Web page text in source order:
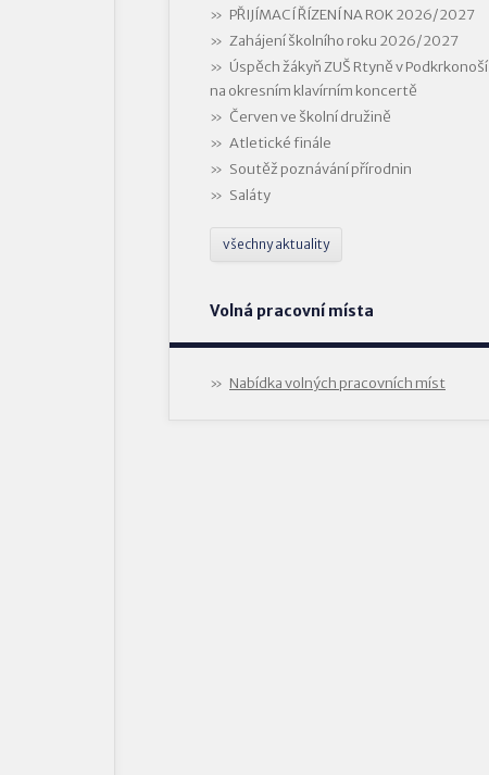
PŘIJÍMACÍ ŘÍZENÍ NA ROK 2026/2027
Zahájení školního roku 2026/2027
Úspěch žákyň ZUŠ Rtyně v Podkrkonoší
na okresním klavírním koncertě
Červen ve školní družině
Atletické finále
Soutěž poznávání přírodnin
Saláty
všechny aktuality
Volná pracovní místa
Nabídka volných pracovních míst